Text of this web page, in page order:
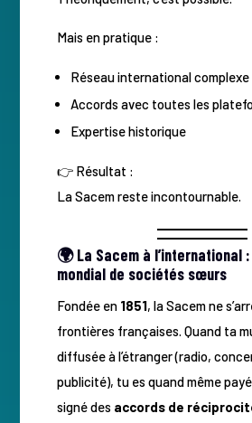
Mais en pratique :
Réseau international complexe
Accords avec toutes les
Expertise historique
👉 Résultat :
La Sacem reste incontournable.
🌍 La Sacem à l’international
mondial de sociétés sœurs
Fondée en 1851, la Sacem ne
frontières françaises. Quand ta
diffusée à l’étranger (radio,
publicité), tu es quand même
signé des accords de